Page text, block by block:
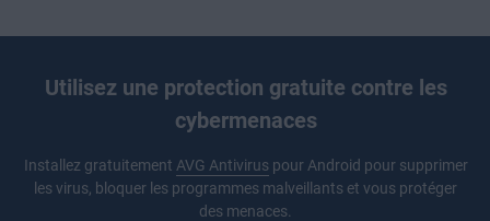
Utilisez une protection gratuite contre les
cybermenaces
Installez gratuitement AVG Antiviruspour Android pour supprimer
les virus, bloquer les programmes malveillants et vous protéger
des menaces.